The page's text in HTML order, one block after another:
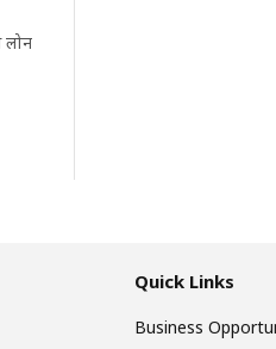
Quick Links
Business